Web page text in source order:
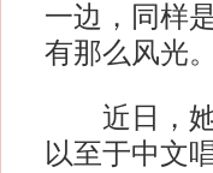
一边，同样
有那么风光。
近日，她
以至于中文